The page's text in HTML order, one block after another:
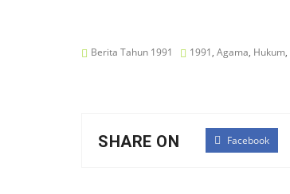
Berita Tahun 1991 1991, Agama, Hukum,
SHARE ON Facebook